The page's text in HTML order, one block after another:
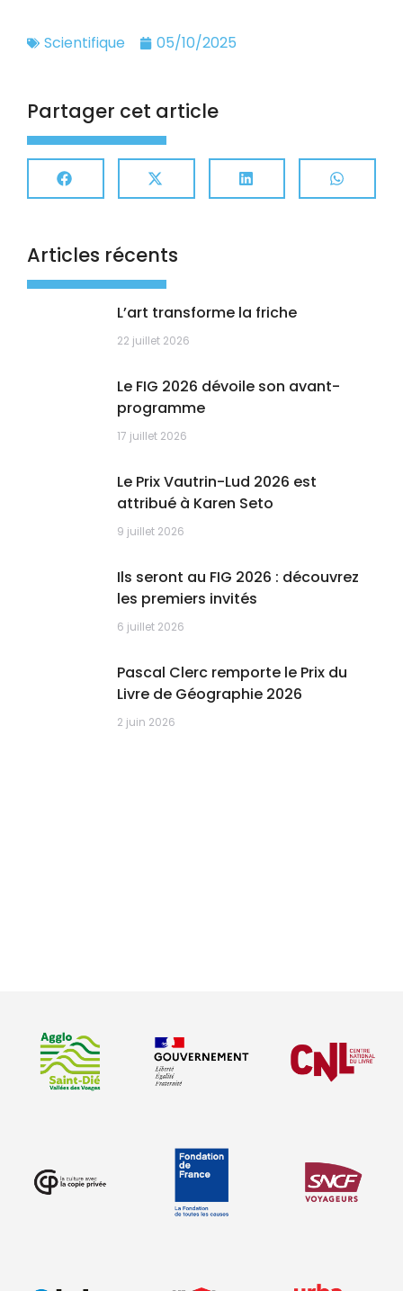
Scientifique 05/10/2025
Partager cet article
Articles récents
L’art transforme la friche
22 juillet 2026
Le FIG 2026 dévoile son avant-
programme
17 juillet 2026
Le Prix Vautrin-Lud 2026 est
attribué à Karen Seto
9 juillet 2026
Ils seront au FIG 2026 : découvrez
les premiers invités
6 juillet 2026
Pascal Clerc remporte le Prix du
Livre de Géographie 2026
2 juin 2026